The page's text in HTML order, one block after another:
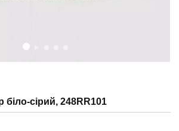
біло-сірий, 248RR101